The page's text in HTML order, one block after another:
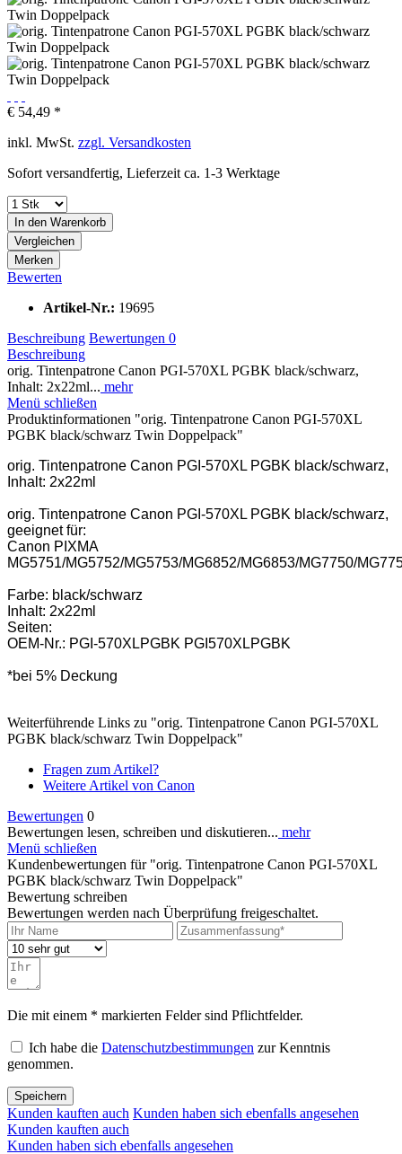
€ 54,49 *
inkl. MwSt. zzgl. Versandkosten
Sofort versandfertig, Lieferzeit ca. 1-3 Werktage
In den Warenkorb
Vergleichen
Merken
Bewerten
Artikel-Nr.: 19695
Beschreibung Bewertungen 0
Beschreibung
orig. Tintenpatrone Canon PGI-570XL PGBK black/schwarz,
Inhalt: 2x22ml... mehr
Menü schließen
Produktinformationen "orig. Tintenpatrone Canon PGI-570XL
PGBK black/schwarz Twin Doppelpack"
orig. Tintenpatrone Canon PGI-570XL PGBK black/schwarz,
Inhalt: 2x22ml
orig. Tintenpatrone Canon PGI-570XL PGBK black/schwarz,
geeignet für:
Canon PIXMA
MG5751/MG5752/MG5753/MG6852/MG6853/MG7750/
Farbe: black/schwarz
Inhalt: 2x22ml
Seiten:
OEM-Nr.: PGI-570XLPGBK PGI570XLPGBK
*bei 5% Deckung
Weiterführende Links zu "orig. Tintenpatrone Canon PGI-570XL
PGBK black/schwarz Twin Doppelpack"
Fragen zum Artikel?
Weitere Artikel von Canon
Bewertungen 0
Bewertungen lesen, schreiben und diskutieren... mehr
Menü schließen
Kundenbewertungen für "orig. Tintenpatrone Canon PGI-570XL
PGBK black/schwarz Twin Doppelpack"
Bewertung schreiben
Bewertungen werden nach Überprüfung freigeschaltet.
Die mit einem * markierten Felder sind Pflichtfelder.
Ich habe die Datenschutzbestimmungen zur Kenntnis
genommen.
Speichern
Kunden kauften auch Kunden haben sich ebenfalls angesehen
Kunden kauften auch
Kunden haben sich ebenfalls angesehen